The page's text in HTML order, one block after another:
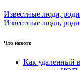
Известные люди,
Известные люди,
Что нового
Как удаленный